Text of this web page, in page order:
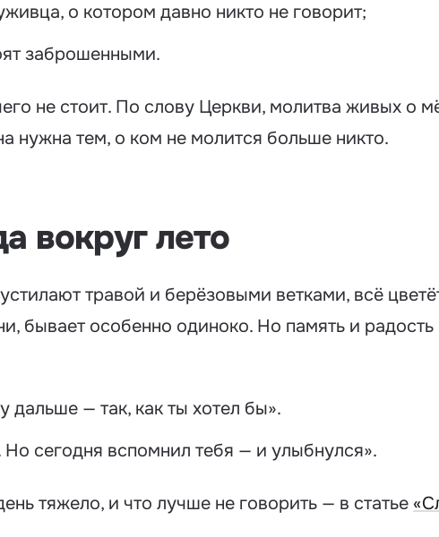
о котором давно никто не говорит;
заброшенными.
не стоит. По слову Церкви, молитва живых о
нужна тем, о ком не молится больше никто.
вокруг лето
травой и берёзовыми ветками, всё
бывает особенно одиноко. Но память и радость
дальше — так, как ты хотел бы».
сегодня вспомнил тебя — и улыбнулся».
тяжело, и что лучше не говорить — в статье